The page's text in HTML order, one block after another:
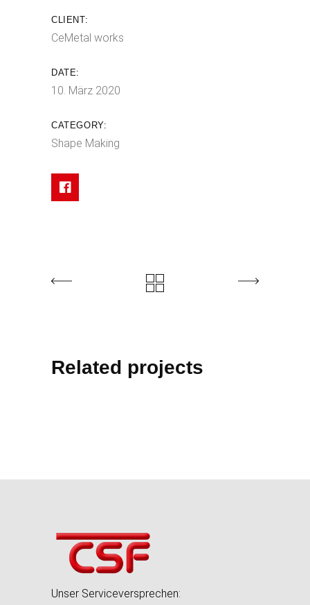
CLIENT:
CeMetal works
DATE:
10. März 2020
CATEGORY:
Shape Making
Related projects
Unser Serviceversprechen: